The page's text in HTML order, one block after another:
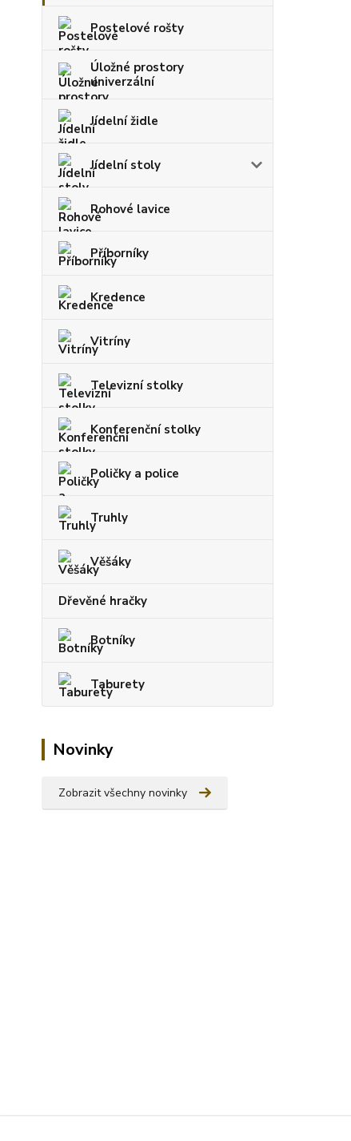
Postelové rošty
Úložné prostory
univerzální
Jídelní židle
Jídelní stoly
Rohové lavice
Příborníky
Kredence
Vitríny
Televizní stolky
Konferenční stolky
Poličky a police
Truhly
Věšáky
Dřevěné hračky
Botníky
Taburety
Novinky
Zobrazit všechny novinky